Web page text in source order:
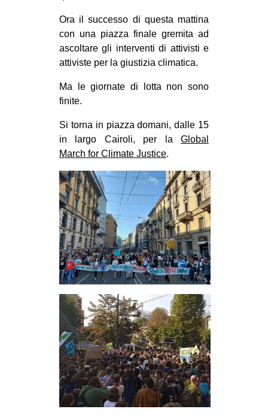
Ora il successo di questa mattina
con una piazza finale gremita ad
ascoltare gli interventi di attivisti e
attiviste per la giustizia climatica.
Ma le giornate di lotta non sono
finite.
Si torna in piazza domani, dalle 15
in largo Cairoli, per la Global
March for Climate Justice.